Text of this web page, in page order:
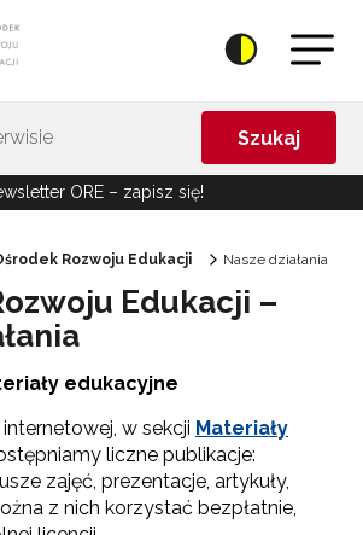
Szukaj
ORE – zapisz się!
Rozwoju Edukacji Nasze działania
Edukacji –
edukacyjne
w sekcji Materiały
liczne publikacje:
zajęć, prezentacje, artykuły,
z nich korzystać bezpłatnie,